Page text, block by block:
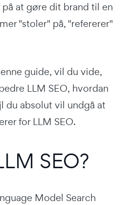
på at gøre dit brand til en
"stoler" på, "refererer"
guide, vil du vide,
LLM SEO, hvordan
du absolut vil undgå at
for LLM SEO.
SEO?
Model Search